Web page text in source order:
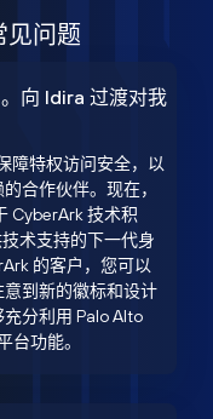
见问题
向 Idira 过渡对我
障特权访问安全，以
合作伙伴。现在，
CyberArk 技术积
术支持的下一代身
的客户，您可以
到新的徽标和设计
分利用 Palo Alto
台功能。